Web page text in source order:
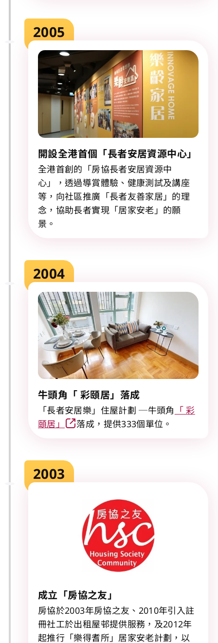
2005
開設全港首個「長者安居資源中心」
全港首創的「房協長者安居資源中
心」，透過導賞體驗、健康測試及講座
等，向社區推廣「長者友善家居」的理
念，協助長者實現「居家安老」的願
景。
2004
牛頭角「 彩頤居」落成
「長者安居樂」住屋計劃 ─牛頭角 「 彩
頤居」
落成，提供333個單位。
2003
成立「房協之友」
房協於2003年房協之友、2010年引入註
冊社工於出租屋邨提供服務，及2012年
起推行「樂得耆所」居家安老計劃，以